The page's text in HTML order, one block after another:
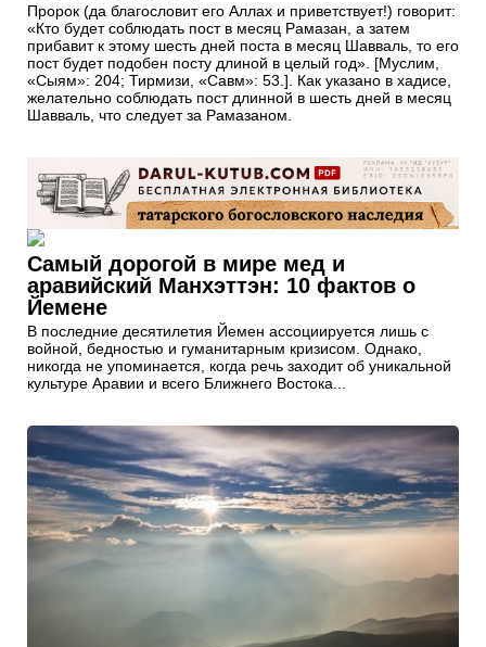
Пророк (да благословит его Аллах и приветствует!) говорит:
«Кто будет соблюдать пост в месяц Рамазан, а затем
прибавит к этому шесть дней поста в месяц Шавваль, то его
пост будет подобен посту длиной в целый год». [Муслим,
«Сыям»: 204; Тирмизи, «Савм»: 53.]. Как указано в хадисе,
желательно соблюдать пост длинной в шесть дней в месяц
Шавваль, что следует за Рамазаном.
Самый дорогой в мире мед и
аравийский Манхэттэн: 10 фактов о
Йемене
В последние десятилетия Йемен ассоциируется лишь с
войной, бедностью и гуманитарным кризисом. Однако,
никогда не упоминается, когда речь заходит об уникальной
культуре Аравии и всего Ближнего Востока...